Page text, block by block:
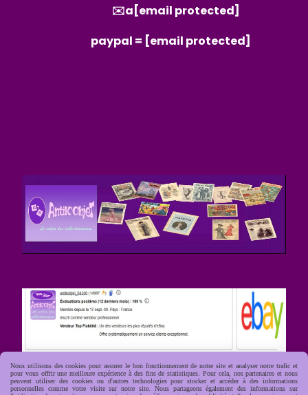
✉️a [email protected]
paypal = [email protected]
Nous utilisons des cookies pour assurer le bon fonctionnement de notre site et analyser notre trafic et
pour vous offrir une meilleure expérience à des fins de statistiques. Pour cela, nos partenaires et nous
peuvent utiliser des cookies ou d'autres technologies pour stocker et accéder à des informations
personnelles comme votre visite sur notre site. Nous partageons également des informations sur